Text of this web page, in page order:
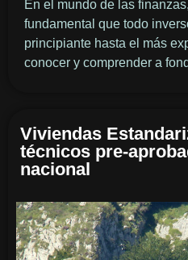
En el mundo de las
fundamental que todo
principiante hasta el más
conocer y comprender a
Viviendas
técnicos pre-
nacional